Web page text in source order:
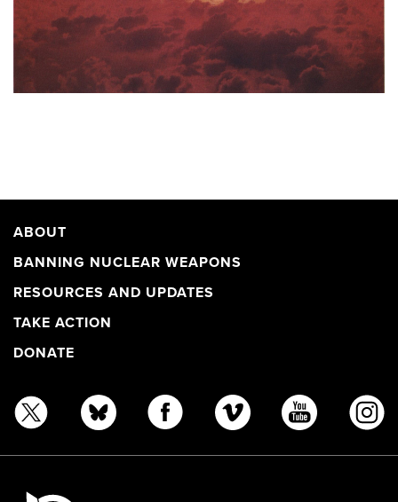
ABOUT
BANNING NUCLEAR WEAPONS
RESOURCES AND UPDATES
TAKE ACTION
DONATE